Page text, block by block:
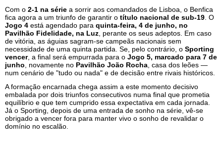
Com o 2-1 na série a sorrir aos comandados de Lisboa, o Benfica
fica agora a um triunfo de garantir o título nacional de sub-19 . O
Jogo 4 está agendado para quinta-feira, 4 de junho, no
Pavilhão Fidelidade, na Luz , perante os seus adeptos. Em caso
de vitória, as águias sagram-se campeãs nacionais sem
necessidade de uma quinta partida. Se, pelo contrário, o Sporting
vencer, a final será empurrada para o Jogo 5, marcado para 7 de
junho , novamente no Pavilhão João Rocha , casa dos leões —
num cenário de "tudo ou nada" e de decisão entre rivais históricos.
A formação encarnada chega assim a este momento decisivo
embalada por dois triunfos consecutivos numa final que prometia
equilíbrio e que tem cumprido essa expectativa em cada jornada.
Já o Sporting, depois de uma entrada de sonho na série, vê-se
obrigado a vencer fora para manter vivo o sonho de revalidar o
domínio no escalão.